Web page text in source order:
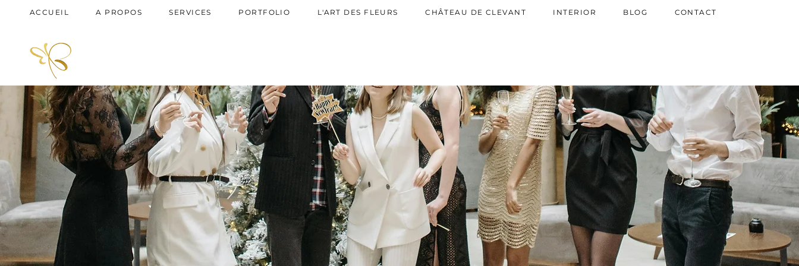
ACCUEIL A PROPOS SERVICES PORTFOLIO L'ART DES FLEURS CHÂTEAU DE CLEVANT INTERIOR BLOG CONTACT